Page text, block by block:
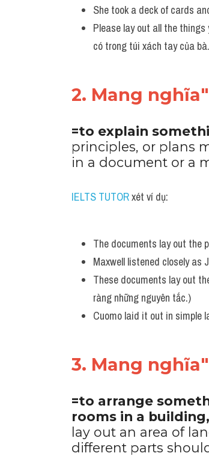
She took a deck of cards
Please lay out all the things
có trong túi xách tay của
2. Mang
=to explain
principles, or plans
in a document or a
IELTS TUTOR xét ví dụ:
The documents lay out the
Maxwell listened closely as
These documents lay out
ràng những nguyên tắc.)
Cuomo laid it out in simple
3. Mang
=to arrange
rooms in a
lay out an area of
different parts